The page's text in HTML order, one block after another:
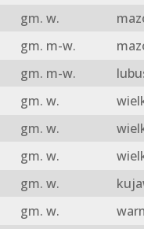
gm. w.
gm. m-w.
gm. m-w.
gm. w.
gm. w.
gm. w.
gm. w.
gm. w.